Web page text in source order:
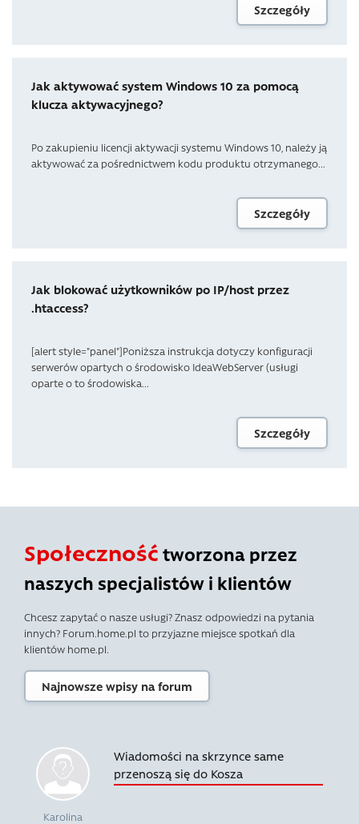
Szczegóły
Jak aktywować system Windows 10 za pomocą
klucza aktywacyjnego?
Po zakupieniu licencji aktywacji systemu Windows 10, należy ją
aktywować za pośrednictwem kodu produktu otrzymanego...
Szczegóły
Jak blokować użytkowników po IP/host przez
.htaccess?
[alert style="panel"]Poniższa instrukcja dotyczy konfiguracji
serwerów opartych o środowisko IdeaWebServer (usługi
oparte o to środowiska...
Szczegóły
Społeczność tworzona przez
naszych specjalistów i klientów
Chcesz zapytać o nasze usługi? Znasz odpowiedzi na pytania
innych? Forum.home.pl to przyjazne miejsce spotkań dla
klientów home.pl.
Najnowsze wpisy na forum
Karolina
Wiadomości na skrzynce same
przenoszą się do Kosza